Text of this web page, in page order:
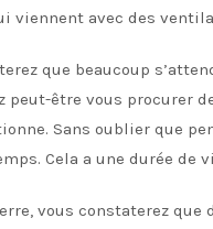
viennent avec des
que beaucoup
peut-être vous procurer
Sans oublier que
Cela a une durée de
vous constaterez